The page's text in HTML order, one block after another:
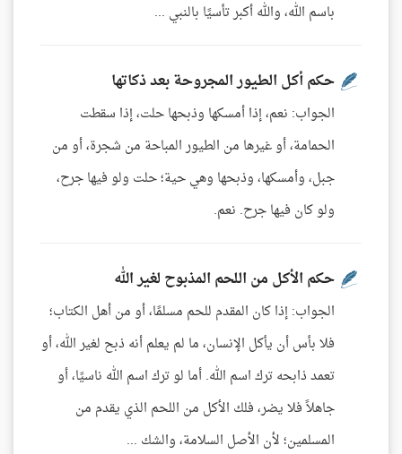
باسم الله، والله أكبر تأسيًا بالنبي ...
حكم أكل الطيور المجروحة بعد ذكاتها
الجواب: نعم، إذا أمسكها وذبحها حلت، إذا سقطت
الحمامة، أو غيرها من الطيور المباحة من شجرة، أو من
جبل، وأمسكها، وذبحها وهي حية؛ حلت ولو فيها جرح،
ولو كان فيها جرح. نعم.
حكم الأكل من اللحم المذبوح لغير الله
الجواب: إذا كان المقدم للحم مسلمًا، أو من أهل الكتاب؛
فلا بأس أن يأكل الإنسان، ما لم يعلم أنه ذبح لغير الله، أو
تعمد ذابحه ترك اسم الله. أما لو ترك اسم الله ناسيًا، أو
جاهلاً فلا يضر، فلك الأكل من اللحم الذي يقدم من
المسلمين؛ لأن الأصل السلامة، والشك ...